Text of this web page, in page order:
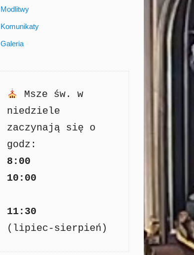
Modlitwy
Komunikaty
Galeria
Msze św. w
niedziele
zaczynają się o
8:00
11:30
(lipiec-sierpień)